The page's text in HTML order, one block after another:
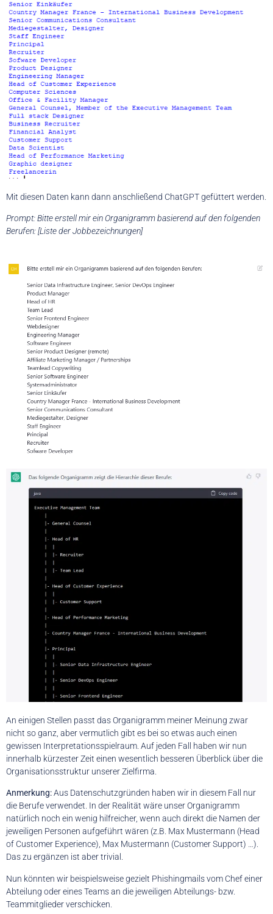
Mit diesen Daten kann dann anschließend ChatGPT gefüttert werden.
Prompt: Bitte erstell mir ein Organigramm basierend auf den folgenden
Berufen: [Liste der Jobbezeichnungen]
An einigen Stellen passt das Organigramm meiner Meinung zwar
nicht so ganz, aber vermutlich gibt es bei so etwas auch einen
gewissen Interpretationsspielraum. Auf jeden Fall haben wir nun
innerhalb kürzester Zeit einen wesentlich besseren Überblick über die
Organisationsstruktur unserer Zielfirma.
Anmerkung:Aus Datenschutzgründen haben wir in diesem Fall nur
die Berufe verwendet. In der Realität wäre unser Organigramm
natürlich noch ein wenig hilfreicher, wenn auch direkt die Namen der
jeweiligen Personen aufgeführt wären (z.B. Max Mustermann (Head
of Customer Experience), Max Mustermann (Customer Support) …).
Das zu ergänzen ist aber trivial.
Nun könnten wir beispielsweise gezielt Phishingmails vom Chef einer
Abteilung oder eines Teams an die jeweiligen Abteilungs- bzw.
Teammitglieder verschicken.